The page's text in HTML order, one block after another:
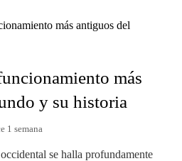
más
y su historia
1 semana
se halla profundamente